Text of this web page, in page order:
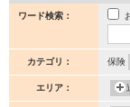
ワード検索：
カテゴリ： 保険
エリア：